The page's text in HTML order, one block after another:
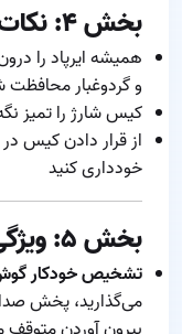
بخش ۴: نکات مهم در نگهداری ایرپاد
همیشه ایرپاد را
و گردوغبار محافظت
کیس شارژ را تمیز
از قرار دادن کیس در
خودداری کنید
بخش ۵: ویژگی‌های پنهان ایرپاد
تشخیص خودکار
می‌گذارید، پخش صدا